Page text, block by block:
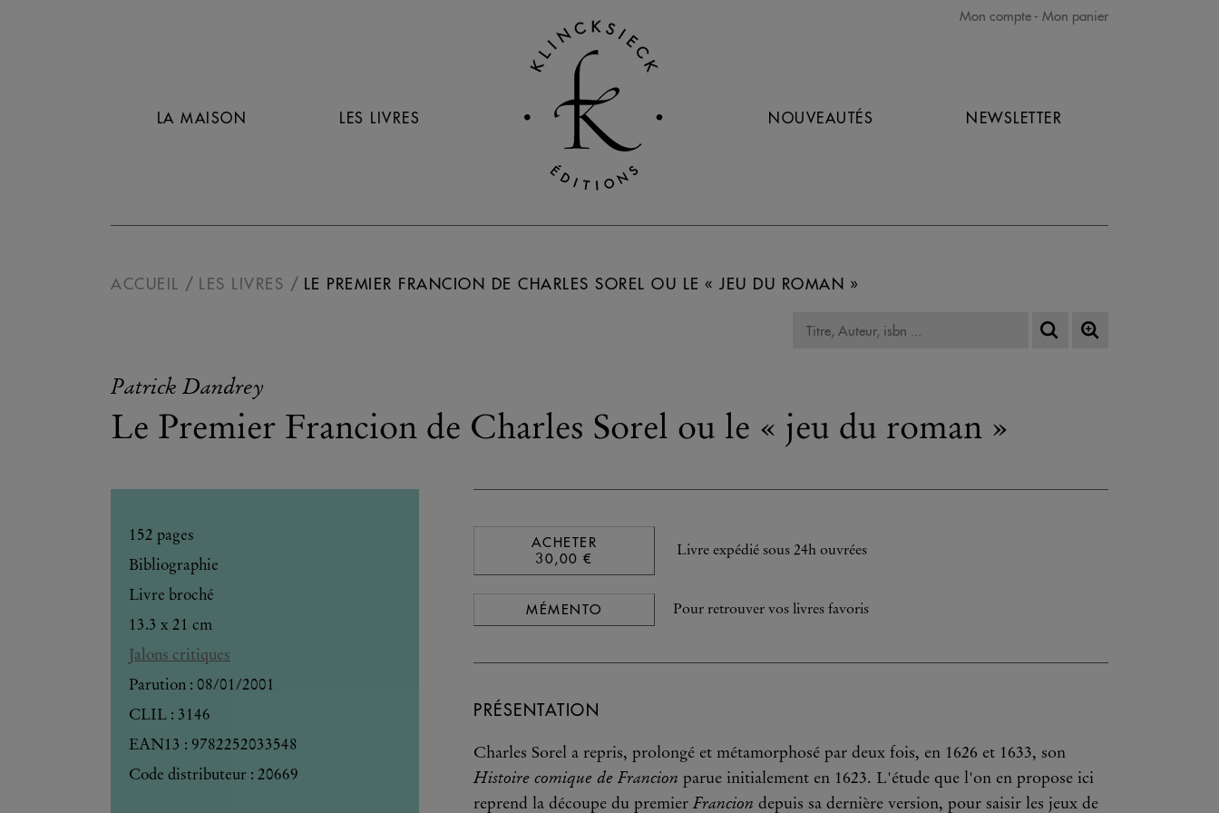
Mon compte Mon panier
LA MAISON LES LIVRES NOUVEAUTÉS NEWSLETTER
ACCUEIL LES LIVRES LE PREMIER FRANCION DE CHARLES SOREL OU LE « JEU DU ROMAN »
Patrick Dandrey
Le Premier Francion de Charles Sorel ou le « jeu du roman »
152 pages
Bibliographie
Livre broché
13.3 x 21 cm
Jalons critiques
Parution : 08/01/2001
CLIL : 3146
EAN13 : 9782252033548
Code distributeur : 20669
ACHETER
30,00 €
Livre expédié sous 24h ouvrées
MÉMENTO Pour retrouver vos livres favoris
PRÉSENTATION
Charles Sorel a repris, prolongé et métamorphosé par deux fois, en 1626 et 1633, son
Histoire comique de Francion parue initialement en 1623. L'étude que l'on en propose ici
reprend la découpe du premier Francion depuis sa dernière version, pour saisir les jeux de